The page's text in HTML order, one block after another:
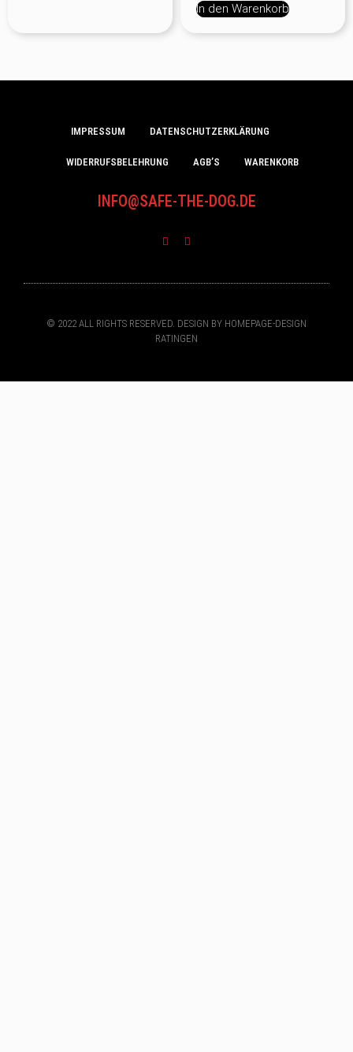
In den Warenkorb
IMPRESSUM DATENSCHUTZERKLÄRUNG
WIDERRUFSBELEHRUNG AGB’S WARENKORB
INFO@SAFE-THE-DOG.DE
© 2022 ALL RIGHTS RESERVED. DESIGN BY HOMEPAGE-DESIGN
RATINGEN